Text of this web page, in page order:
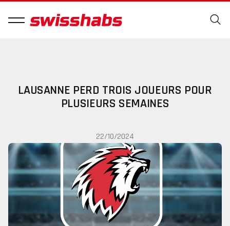
LAUSANNE PERD TROIS JOUEURS POUR
PLUSIEURS SEMAINES
22/10/2024